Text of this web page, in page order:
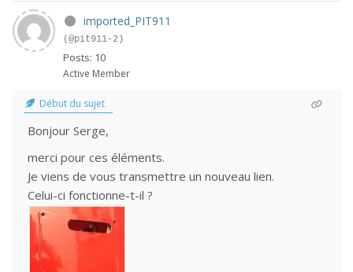
imported_PIT911
(@pit911-2)
Posts: 10
Active Member
Début du sujet
Bonjour Serge,
merci pour ces éléments.
Je viens de vous transmettre un nouveau lien.
Celui-ci fonctionne-t-il ?